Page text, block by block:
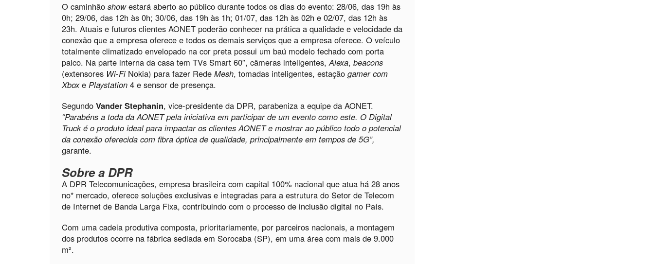
O caminhão showestará aberto ao público durante todos os dias do evento: 28/06, das 19h às
0h; 29/06, das 12h às 0h; 30/06, das 19h às 1h; 01/07, das 12h às 02h e 02/07, das 12h às
23h. Atuais e futuros clientes AONET poderão conhecer na prática a qualidade e velocidade da
conexão que a empresa oferece e todos os demais serviços que a empresa oferece. O veículo
totalmente climatizado envelopado na cor preta possui um baú modelo fechado com porta
palco. Na parte interna da casa tem TVs Smart 60”, câmeras inteligentes,Alexa, beacons
(extensores Wi-FiNokia) para fazer Rede Mesh, tomadas inteligentes, estação gamer com
Xboxe Playstation 4 e sensor de presença.
Segundo Vander Stephanin, vice-presidente da DPR, parabeniza a equipe da AONET.
“Parabéns a toda da AONET pela iniciativa em participar de um evento como este. O Digital
Truck é o produto ideal para impactar os clientes AONET e mostrar ao público todo o potencial
da conexão oferecida com fibra óptica de qualidade, principalmente em tempos de 5G”,
garante.
Sobre a DPR
A DPR Telecomunicações, empresa brasileira com capital 100% nacional que atua há 28 anos
no* mercado, oferece soluções exclusivas e integradas para a estrutura do Setor de Telecom
de Internet de Banda Larga Fixa, contribuindo com o processo de inclusão digital no País.
Com uma cadeia produtiva composta, prioritariamente, por parceiros nacionais, a montagem
dos produtos ocorre na fábrica sediada em Sorocaba (SP), em uma área com mais de 9.000
m².